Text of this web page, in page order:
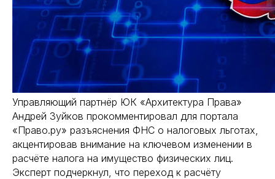
Управляющий партнёр ЮК «Архитектура Права»
Андрей Зуйков прокомментировал для портала
«Право.ру» разъяснения ФНС о налоговых льготах,
акцентировав внимание на ключевом изменении в
расчёте налога на имущество физических лиц.
Эксперт подчеркнул, что переход к расчёту